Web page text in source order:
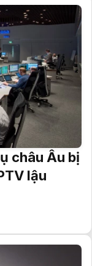
châu Âu bị
lậu